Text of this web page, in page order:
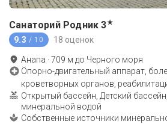
Санаторий Родник 3★
9.3 / 10 18 оценок
Анапа ·709 м до Черного моря
Опорно-двигательный аппарат,
кроветворных органов,
Открытый бассейн, Детский
минеральной водой
Собственные источники